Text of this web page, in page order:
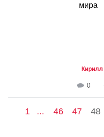
мира
0
1 ... 46 47 48